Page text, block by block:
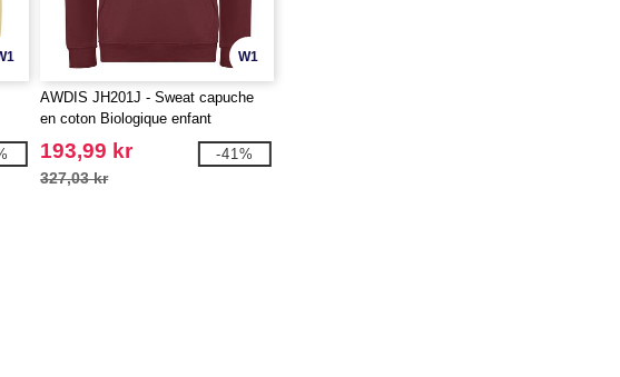
W1
AWDIS JH201J - Sweat capuche
en coton Biologique enfant
193,99 kr
327,03 kr
-41%